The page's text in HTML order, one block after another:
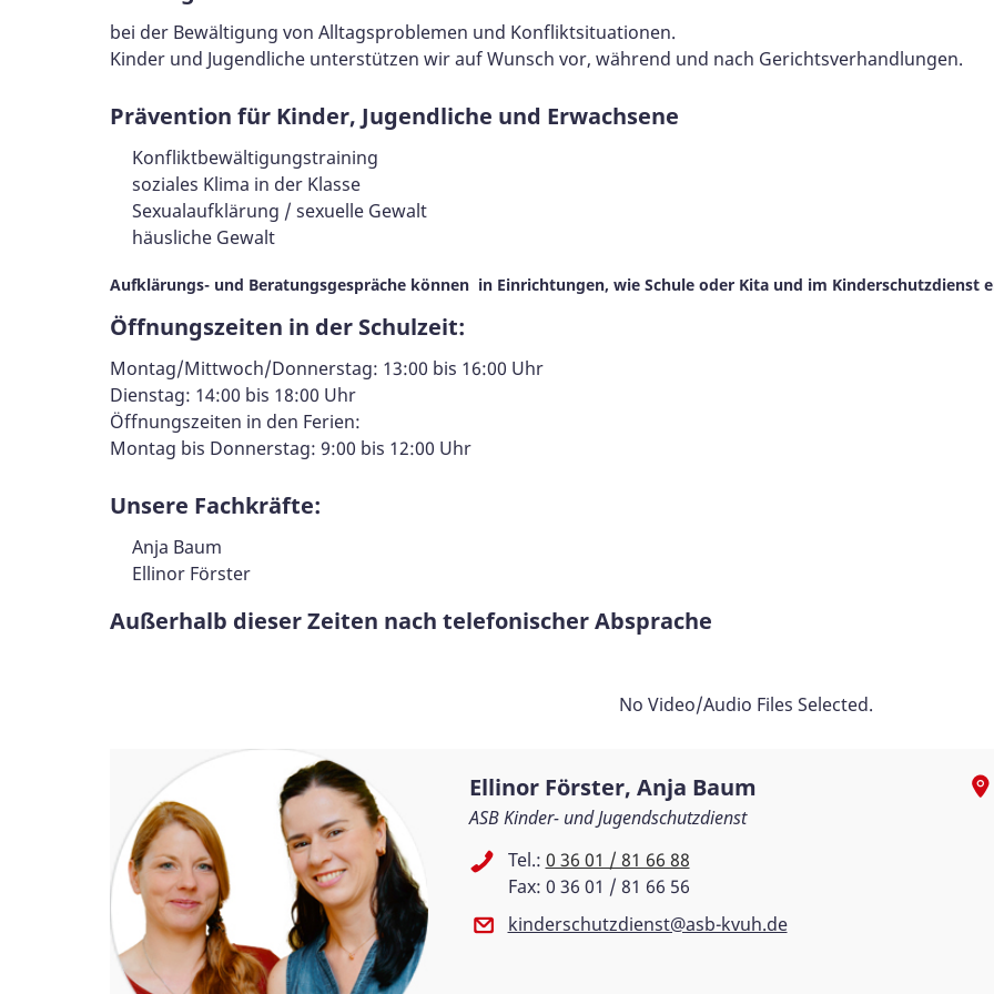
bei der Bewältigung von Alltagsproblemen und Konfliktsituationen.
Kinder und Jugendliche unterstützen wir auf Wunsch vor, während und nach Gerichtsverhandlungen.
Prävention für Kinder, Jugendliche und Erwachsene
Konfliktbewältigungstraining
soziales Klima in der Klasse
Sexualaufklärung / sexuelle Gewalt
häusliche Gewalt
Aufklärungs- und Beratungsgespräche können in Einrichtungen, wie Schule oder Kita und im Kinderschutzdienst
Öffnungszeiten in der Schulzeit:
Montag/Mittwoch/Donnerstag: 13:00 bis 16:00 Uhr
Dienstag: 14:00 bis 18:00 Uhr
Öffnungszeiten in den Ferien:
Montag bis Donnerstag: 9:00 bis 12:00 Uhr
Unsere Fachkräfte:
Anja Baum
Ellinor Förster
Außerhalb dieser Zeiten nach telefonischer Absprache
No Video/Audio Files Selected.
Ellinor Förster, Anja Baum
ASB Kinder- und Jugendschutzdienst
Tel.: 0 36 01 / 81 66 88
Fax: 0 36 01 / 81 66 56
kinderschutzdienst@asb-kvuh.de